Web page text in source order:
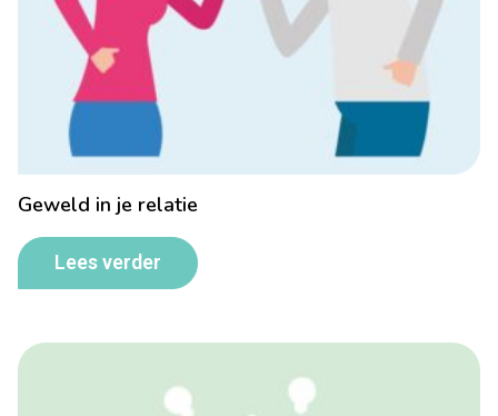
Geweld in je relatie
Lees verder